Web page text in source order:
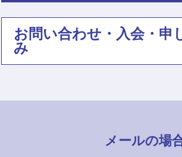
お問い合わせ・入会・申
み
メールの場